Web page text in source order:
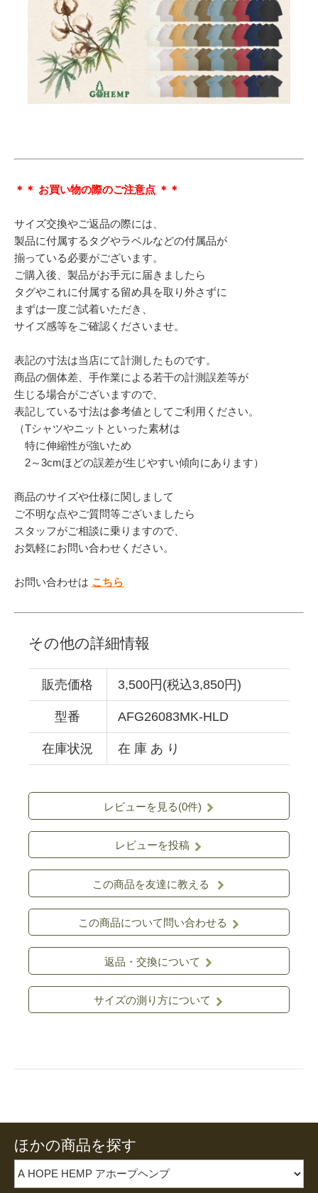
＊＊ お買い物の際のご注意点 ＊＊
サイズ交換やご返品の際には、
製品に付属するタグやラベルなどの付属品が
揃っている必要がございます。
ご購入後、製品がお手元に届きましたら
タグやこれに付属する留め具を取り外さずに
まずは一度ご試着いただき、
サイズ感等をご確認くださいませ。
表記の寸法は当店にて計測したものです。
商品の個体差、手作業による若干の計測誤差等が
生じる場合がございますので、
表記している寸法は参考値としてご利用ください。
（Tシャツやニットといった素材は
特に伸縮性が強いため
2～3cmほどの誤差が生じやすい傾向にあります）
商品のサイズや仕様に関しまして
ご不明な点やご質問等ございましたら
スタッフがご相談に乗りますので、
お気軽にお問い合わせください。
お問い合わせは こちら
その他の詳細情報
販売価格 3,500円(税込3,850円)
型番 AFG26083MK-HLD
在庫状況 在 庫 あ り
レビューを見る(0件)
レビューを投稿
この商品を友達に教える
この商品について問い合わせる
返品・交換について
サイズの測り方について
ほかの商品を探す